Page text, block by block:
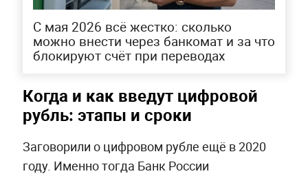
С мая 2026 всё жестко: сколько
можно внести через банкомат и за что
блокируют счёт при переводах
Когда и как введут цифровой
рубль: этапы и сроки
Заговорили о цифровом рубле ещё в 2020
году. Именно тогда Банк России